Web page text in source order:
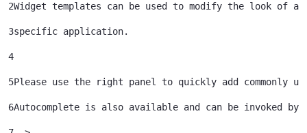
2Widget templates can be used to modify the look of a
3specific application.
4
5Please use the right panel to quickly add commonly
6Autocomplete is also available and can be invoked